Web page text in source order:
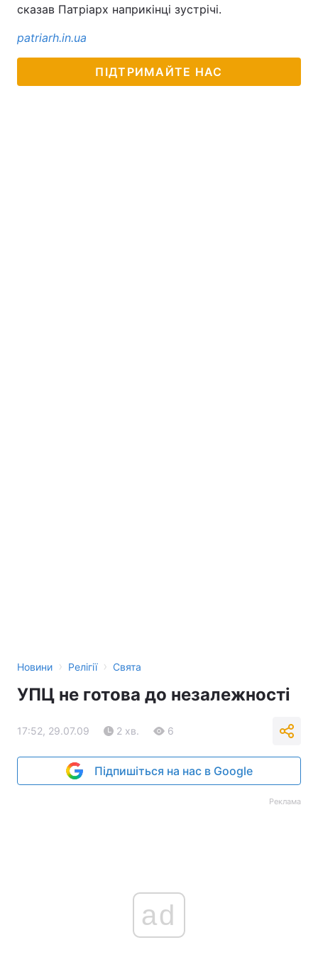
сказав Патріарх наприкінці зустрічі.
patriarh.in.ua
ПІДТРИМАЙТЕ НАС
Новини › Релігії › Свята
УПЦ не готова до незалежності
17:52, 29.07.09 2 хв. 6
Підпишіться на нас в Google
Реклама
ad